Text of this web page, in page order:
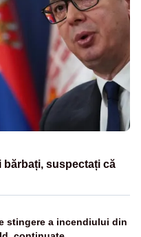
suspectați că
stingere a incendiului din